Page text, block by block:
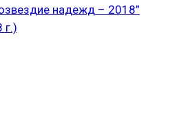
надежд – 2018”
г.)